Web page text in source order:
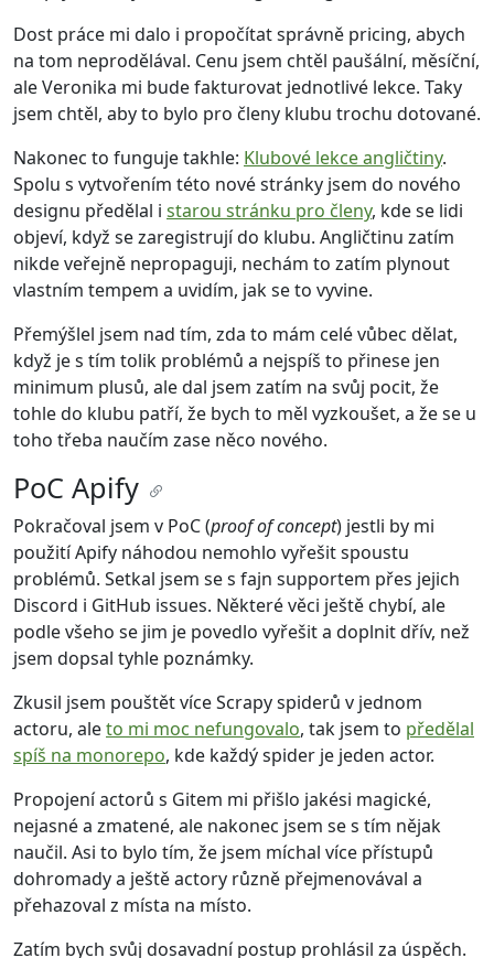
Dost práce mi dalo i propočítat správně pricing, abych
na tom neprodělával. Cenu jsem chtěl paušální, měsíční,
ale Veronika mi bude fakturovat jednotlivé lekce. Taky
jsem chtěl, aby to bylo pro členy klubu trochu dotované.
Nakonec to funguje takhle: Klu­bo­vé lek­ce an­g­lič­ti­ny.
Spolu s vytvořením této nové stránky jsem do nového
designu předělal i starou stránku pro členy, kde se lidi
objeví, když se zaregistrují do klubu. Angličtinu zatím
nikde veřejně nepropaguji, nechám to zatím plynout
vlastním tempem a uvidím, jak se to vyvine.
Přemýšlel jsem nad tím, zda to mám celé vůbec dělat,
když je s tím tolik problémů a nejspíš to přinese jen
minimum plusů, ale dal jsem zatím na svůj pocit, že
tohle do klubu patří, že bych to měl vyzkoušet, a že se u
toho třeba naučím zase něco nového.
PoC Apify
Pokračoval jsem v PoC (proof of concept) jestli by mi
použití Apify náhodou nemohlo vyřešit spoustu
problémů. Setkal jsem se s fajn supportem přes jejich
Discord i GitHub issues. Některé věci ještě chybí, ale
podle všeho se jim je povedlo vyřešit a doplnit dřív, než
jsem dopsal tyhle poznámky.
Zkusil jsem pouštět více Scrapy spiderů v jednom
actoru, aleto mi moc nefungovalo, tak jsem to předělal
spíš na monorepo, kde každý spider je jeden actor.
Propojení actorů s Gitem mi přišlo jakési magické,
nejasné a zmatené, ale nakonec jsem se s tím nějak
naučil. Asi to bylo tím, že jsem míchal více přístupů
dohromady a ještě actory různě přejmenovával a
přehazoval z místa na místo.
Zatím bych svůj dosavadní postup prohlásil za úspěch.